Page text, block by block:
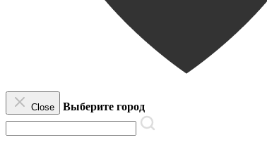
Close Выберите город